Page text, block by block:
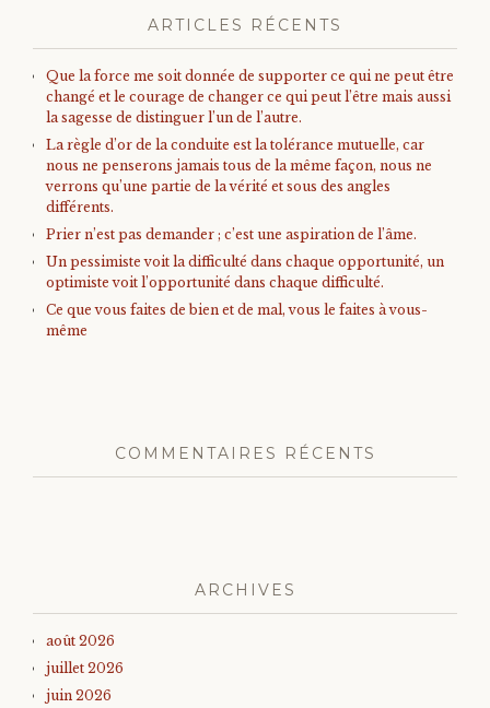
ARTICLES RÉCENTS
Que la force me soit donnée de supporter ce qui ne peut être
changé et le courage de changer ce qui peut l’être mais aussi
la sagesse de distinguer l’un de l’autre.
La règle d’or de la conduite est la tolérance mutuelle, car
nous ne penserons jamais tous de la même façon, nous ne
verrons qu’une partie de la vérité et sous des angles
différents.
Prier n’est pas demander ; c’est une aspiration de l’âme.
Un pessimiste voit la difficulté dans chaque opportunité, un
optimiste voit l’opportunité dans chaque difficulté.
Ce que vous faites de bien et de mal, vous le faites à vous-
même
COMMENTAIRES RÉCENTS
ARCHIVES
août 2026
juillet 2026
juin 2026